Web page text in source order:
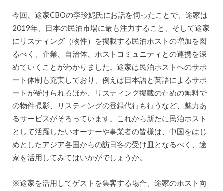
今回、途家CBOの李珍妮氏にお話を伺ったことで、途家は
2019年、日本の民泊市場に最も注力すること、そして途家
にリスティング（物件）を掲載する民泊ホストの増加を図
るべく、企業、自治体、ホストコミュニティとの連携を深
めていくことがわかりました。途家は民泊ホストへのサポ
ート体制も充実しており、例えば日本語と英語によるサポ
ートが受けられるほか、リスティング掲載のための無料で
の物件撮影、リスティングの登録代行も行うなど、魅力あ
るサービスがそろっています。これから新たに民泊ホスト
として活躍したいオーナーや事業者の皆様は、中国をはじ
めとしたアジア各国からの訪日客の受け皿となるべく、途
家を活用してみてはいかがでしょうか。
※途家を活用してゲストを集客する場合、途家のホスト向